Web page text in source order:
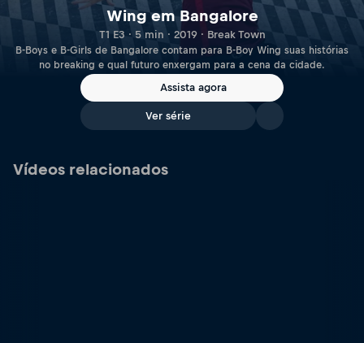
Wing em Bangalore
T1 E3 · 5 min · 2019 · Break Town
B-Boys e B-Girls de Bangalore contam para B-Boy Wing suas histórias
no breaking e qual futuro enxergam para a cena da cidade.
Assista agora
Ver série
Vídeos relacionados